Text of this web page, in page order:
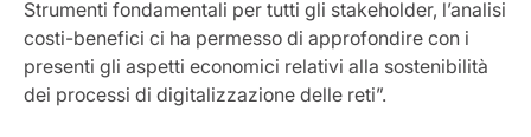
Strumenti fondamentali per tutti gli stakeholder, l’analisi
costi-benefici ci ha permesso di approfondire con i
presenti gli aspetti economici relativi alla sostenibilità
dei processi di digitalizzazione delle reti”.